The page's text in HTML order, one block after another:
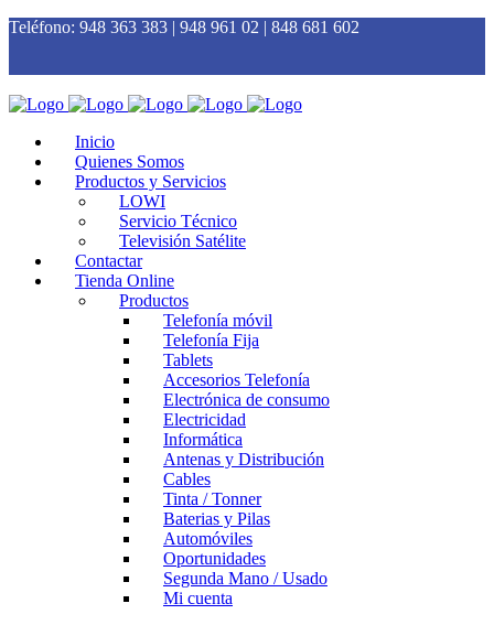
Teléfono: 948 363 383 | 948 961 02 | 848 681 602
Inicio
Quienes Somos
Productos y Servicios
LOWI
Servicio Técnico
Televisión Satélite
Contactar
Tienda Online
Productos
Telefonía móvil
Telefonía Fija
Tablets
Accesorios Telefonía
Electrónica de consumo
Electricidad
Informática
Antenas y Distribución
Cables
Tinta / Tonner
Baterias y Pilas
Automóviles
Oportunidades
Segunda Mano / Usado
Mi cuenta